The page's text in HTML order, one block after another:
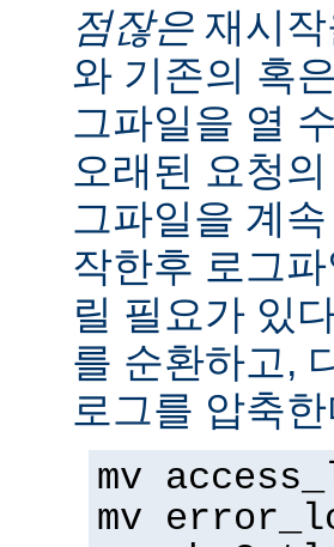
점잖은 재시
와 기존의 혹
그파일을 열
오래된 요청
그파일을 계
작한후 로그
릴 필요가 있
를 순환하고,
로그를 압축
mv
mv